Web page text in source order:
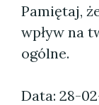
Pamiętaj,
wpływ na
ogólne.
Data: 28-